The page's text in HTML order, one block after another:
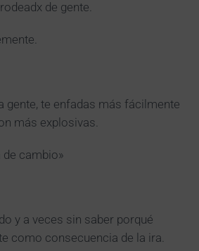
de gente.
gente, te enfadas más fácilmente
más explosivas.
de cambio»
y a veces sin saber porqué
como consecuencia de la ira.